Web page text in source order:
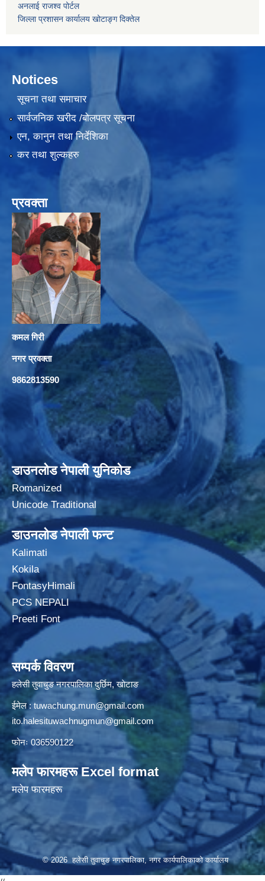
अनलाई राजश्व पोर्टल
जिल्ला प्रशासन कार्यालय खोटाङ्ग दिक्तेल
Notices
सूचना तथा समाचार
सार्वजनिक खरीद /बोलपत्र सूचना
एन, कानुन तथा निर्देशिका
कर तथा शुल्कहरु
प्रवक्ता
कमल गिरी
नगर प्रवक्ता
9862813590
डाउनलोड नेपाली युनिकोड
Romanized
Unicode Traditional
डाउनलोड नेपाली फन्ट
Kalimati
Kokila
FontasyHimali
PCS NEPALI
Preeti Font
सम्पर्क विवरण
हलेसी तुवाचुङ नगरपालिका दुर्छिम, खाेटाङ
ईमेल : tuwachung.mun@gmail.com
ito.halesituwachnugmun@gmail.com
फोनः 036590122
मलेप फारमहरू Excel format
मलेप फारमहरू
© 2026 हलेसी तुवाचुङ नगरपालिका, नगर कार्यपालिकाको कार्यालय